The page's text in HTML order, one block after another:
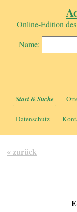
Online-Edition
Name:
Start & Suche
Datenschutz
« zurück